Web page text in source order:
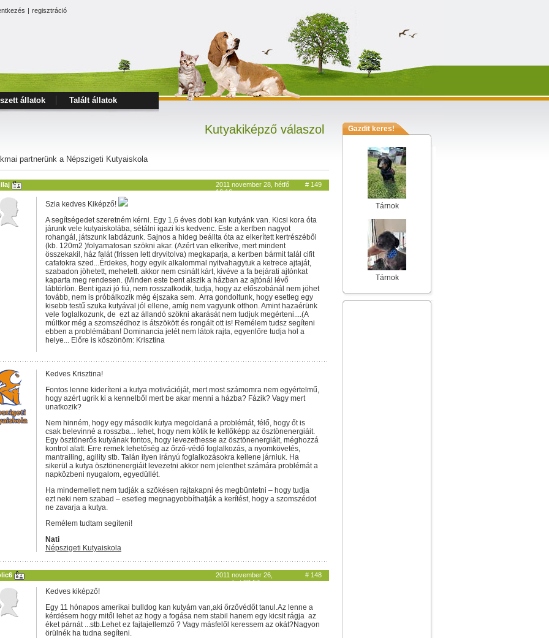
| regisztráció
állatok Talált állatok
Kutyakiképző válaszol
partnerünk a Népszigeti Kutyaiskola
2011 november 28, hétfő
16:16
# 149
Szia kedves Kiképző!
A segítségedet szeretném kérni. Egy 1,6 éves dobi kan kutyánk van. Kicsi kora óta
járunk vele kutyaiskolába, sétálni igazi kis kedvenc. Este a kertben nagyot
rohangál, játszunk labdázunk. Sajnos a hideg beállta óta az elkerített kertrészéből
(kb. 120m2 )folyamatosan szökni akar. (Azért van elkerítve, mert mindent
összekakil, ház falát (frissen lett dryvitolva) megkaparja, a kertben bármit talál cifit
cafatokra szed...Érdekes, hogy egyik alkalommal nyitvahagytuk a ketrece ajtaját,
szabadon jöhetett, mehetett. akkor nem csinált kárt, kivéve a fa bejárati ajtónkat
kaparta meg rendesen. (Minden este bent alszik a házban az ajtónál lévő
lábtörlön. Bent igazi jó fiú, nem rosszalkodik, tudja, hogy az előszobánál nem jöhet
tovább, nem is próbálkozik még éjszaka sem. Arra gondoltunk, hogy esetleg egy
kisebb testű szuka kutyával jól ellene, amíg nem vagyunk otthon. Amint hazaérünk
vele foglalkozunk, de ezt az állandó szökni akarását nem tudjuk megérteni....(A
múltkor még a szomszédhoz is átszökött és rongált ott is! Remélem tudsz segíteni
ebben a problémában! Dominancia jelét nem látok rajta, egyenlőre tudja hol a
helye... Előre is köszönöm: Krisztina
Kedves Krisztina!
Fontos lenne kideríteni a kutya motivációját, mert most számomra nem egyértelmű,
hogy azért ugrik ki a kennelből mert be akar menni a házba? Fázik? Vagy mert
unatkozik?
Nem hinném, hogy egy második kutya megoldaná a problémát, félő, hogy őt is
csak belevinné a rosszba... lehet, hogy nem kötik le kellőképp az ösztönenergiáit.
Egy ösztönerős kutyának fontos, hogy levezethesse az ösztönenergiáit, méghozzá
kontrol alatt. Erre remek lehetőség az őrző-védő foglalkozás, a nyomkövetés,
mantrailing, agility stb. Talán ilyen irányú foglalkozásokra kellene járniuk. Ha
sikerül a kutya ösztönenergiáit levezetni akkor nem jelenthet számára problémát a
napközbeni nyugalom, egyedüllét.
Ha mindemellett nem tudják a szökésen rajtakapni és megbüntetni – hogy tudja
ezt neki nem szabad – esetleg megnagyobbíthatják a kerítést, hogy a szomszédot
ne zavarja a kutya.
Remélem tudtam segíteni!
Nati
Népszigeti Kutyaiskola
2011 november 26,
szombat 22:57
# 148
Kedves kiképző!
Egy 11 hónapos amerikai bulldog kan kutyám van,aki őrzővédőt tanul.Az lenne a
kérdésem hogy mitől lehet az hogy a fogása nem stabil hanem egy kicsit rágja az
éket párnát ...stb.Lehet ez fajtajellemző ? Vagy másfelől keressem az okát?Nagyon
örülnék ha tudna segíteni.
Gazdit keres!
Tárnok
Tárnok